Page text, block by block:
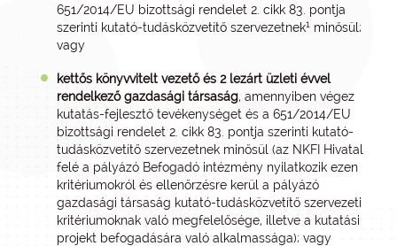
651/2014/EU bizottsági rendelet 2. cikk 83. pontja
szerinti kutató-tudásközvetítő szervezetnek1 minősül;
vagy
kettős könyvvitelt vezető és 2 lezárt üzleti évvel
rendelkező gazdasági társaság, amennyiben végez
kutatás-fejlesztő tevékenységet és a 651/2014/EU
bizottsági rendelet 2. cikk 83. pontja szerinti kutató-
tudásközvetítő szervezetnek minősül (az NKFI Hivatal
felé a pályázó Befogadó intézmény nyilatkozik ezen
kritériumokról és ellenőrzésre kerül a pályázó
gazdasági társaság kutató-tudásközvetítő szervezeti
kritériumoknak való megfelelősége, illetve a kutatási
projekt befogadására való alkalmassága); vagy